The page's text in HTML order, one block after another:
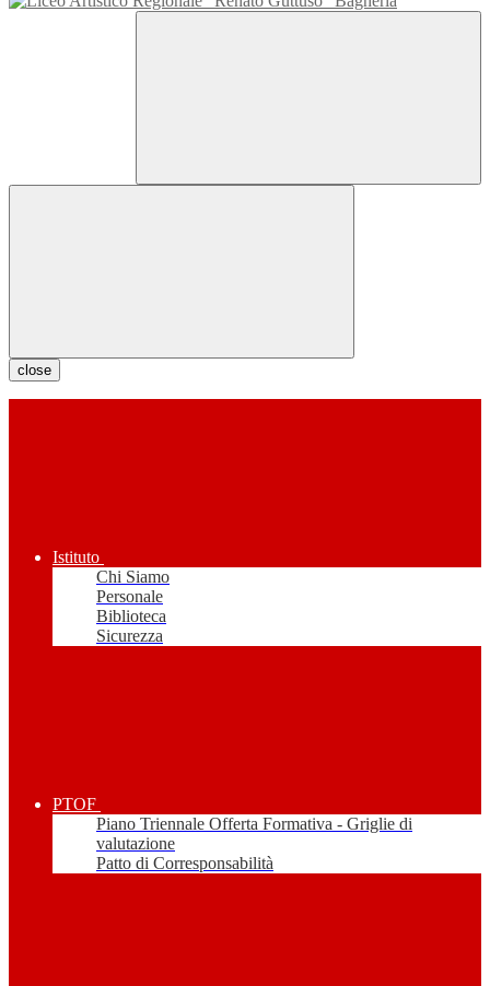
close
Istituto
Chi Siamo
Personale
Biblioteca
Sicurezza
PTOF
Piano Triennale Offerta Formativa - Griglie di
valutazione
Patto di Corresponsabilità